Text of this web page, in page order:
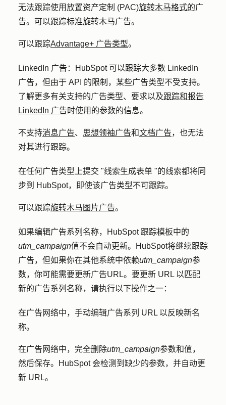
无法跟踪使用放置资产定制 (PAC)旋转木马格式的广
告。可以跟踪标准旋转木马广告。
可以跟踪Advantage+ 广告类型。
LinkedIn 广告：
HubSpot 可以跟踪大多数 LinkedIn
广告，但由于 API 的限制，某些广告类型不受支持。
了解更多有关支持的广告类型、要求以及跟踪和报告
LinkedIn 广告时使用的参数的信息。
不支持消息广告、 思想领袖广告和文档广告，也无法
对其进行跟踪。
在任何广告类型上提交 "线索生成表单 "的线索都将同
步到 HubSpot，即使该广告类型不可跟踪。
可以跟踪旋转木马图片广告。
如果编辑广告系列名称，HubSpot 跟踪模板中的
utm_campaign值不会自动更新。HubSpot将继续跟踪
广告，但如果你在其他系统中依赖utm_campaign参
数，你可能需要更新广告URL。要更新 URL 以匹配
新的广告系列名称，请执行以下操作之一：
在广告网络中，手动编辑广告系列 URL 以反映新名
称。
在广告网络中，完全删除utm_campaign参数和值，
然后保存。HubSpot 会检测到缺少的参数，并自动更
新 URL。